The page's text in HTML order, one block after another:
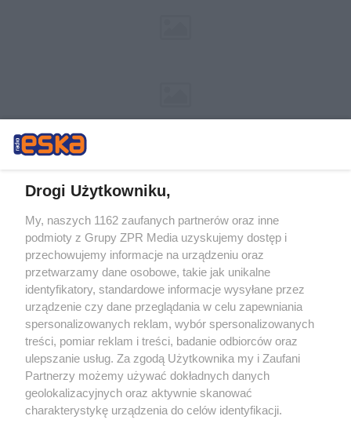
Żaden utwór zamieszczony w serwisie nie może być powielany i
rozpowszechniany lub dalej rozpowszechniany w jakikolwiek sposób (w
tym także elektroniczny lub mechaniczny) na jakimkolwiek polu
eksploatacji w jakiejkolwiek formie, włącznie z umieszczaniem w
Internecie bez pisemnej zgody właściciela praw. Jakiekolwiek użycie lub
wykorzystanie utworów w całości lub w części z naruszeniem prawa,
tzn. bez właściwej zgody, jest zabronione pod groźbą kary i może być
ścigane prawnie.
Drogi Użytkowniku,
My, naszych 1162 zaufanych partnerów oraz inne
podmioty z Grupy ZPR Media uzyskujemy dostęp i
przechowujemy informacje na urządzeniu oraz
przetwarzamy dane osobowe, takie jak unikalne
identyfikatory, standardowe informacje wysyłane przez
urządzenie czy dane przeglądania w celu zapewniania
spersonalizowanych reklam, wybór spersonalizowanych
treści, pomiar reklam i treści, badanie odbiorców oraz
ulepszanie usług. Za zgodą Użytkownika my i Zaufani
Partnerzy możemy używać dokładnych danych
geolokalizacyjnych oraz aktywnie skanować
charakterystykę urządzenia do celów identyfikacji.